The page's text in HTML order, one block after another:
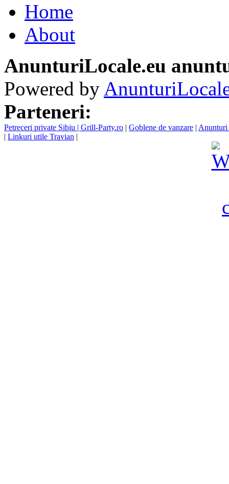
Home
About
AnunturiLocale.eu
Powered by
Parteneri:
Petreceri private Sibiu | Grill-Party.ro | Goblene de vanzare | Anunturi
| Linkuri utile Travian |